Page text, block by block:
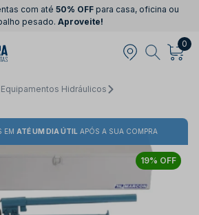
com até 50% OFFpara casa, oficina ou
pesado. Aproveite!
0
Equipamentos Hidráulicos
EM ATÉ UM DIA ÚTIL APÓS A SUA COMPRA
19% OFF